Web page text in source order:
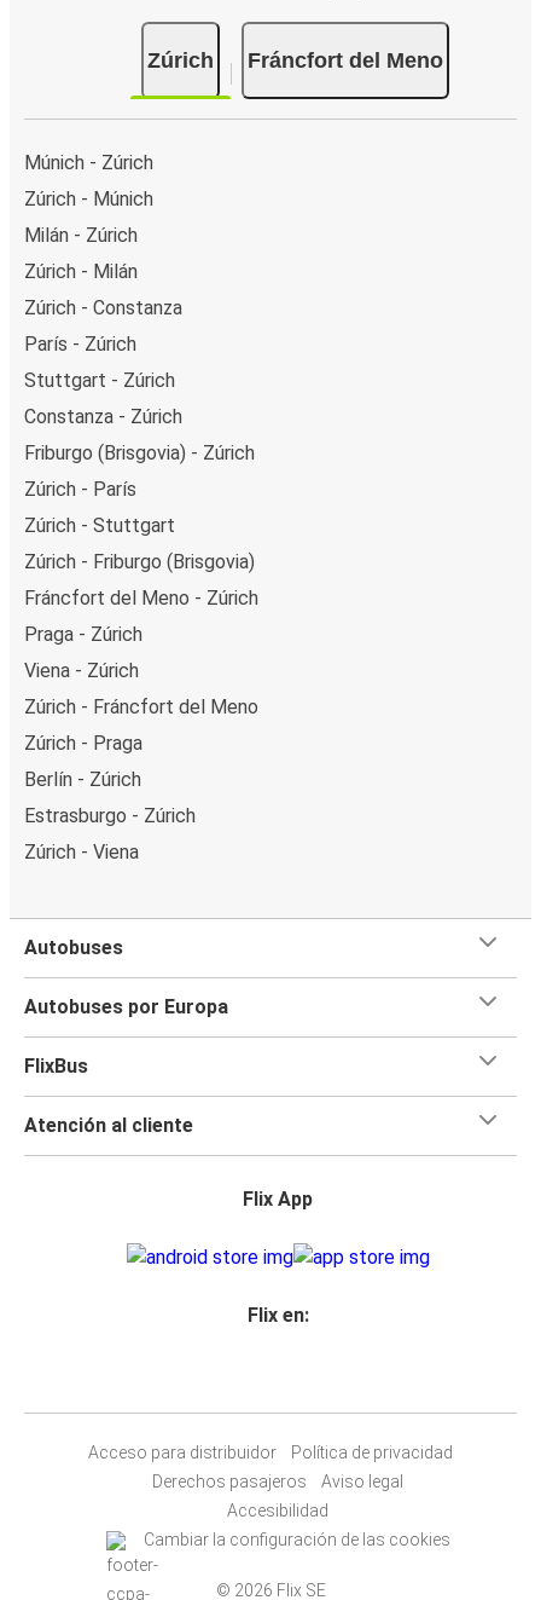
Zúrich Fráncfort del Meno
Múnich - Zúrich
Zúrich - Múnich
Milán - Zúrich
Zúrich - Milán
Zúrich - Constanza
París - Zúrich
Stuttgart - Zúrich
Constanza - Zúrich
Friburgo (Brisgovia) - Zúrich
Zúrich - París
Zúrich - Stuttgart
Zúrich - Friburgo (Brisgovia)
Fráncfort del Meno - Zúrich
Praga - Zúrich
Viena - Zúrich
Zúrich - Fráncfort del Meno
Zúrich - Praga
Berlín - Zúrich
Estrasburgo - Zúrich
Zúrich - Viena
Autobuses
Autobuses por Europa
FlixBus
Atención al cliente
Flix App
Flix en:
Acceso para distribuidor
Política de privacidad
Derechos pasajeros
Aviso legal
Accesibilidad
Cambiar la configuración de las cookies
© 2026 Flix SE